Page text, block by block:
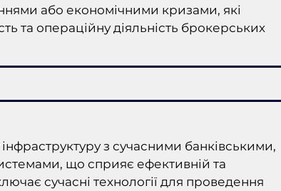
або економічними кризами, які
та операційну діяльність брокерських
з сучасними банківськими,
що сприяє ефективній та
сучасні технології для проведення